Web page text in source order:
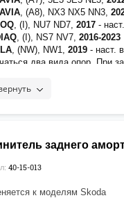
(IV)2023-наст.время
, (I), 5L, 2009-2018При
амортизатора 40-15-012
, (A8), NX3 NX5 NN3,
, (I), NU7 ND7, 2017 -
, (I), NS7 NV7, 2016-2023
, (NW), NW1, 2019 - наст.
два вида опор. При
(IV) 2023
заднего
40-15-013
к моделям Skoda